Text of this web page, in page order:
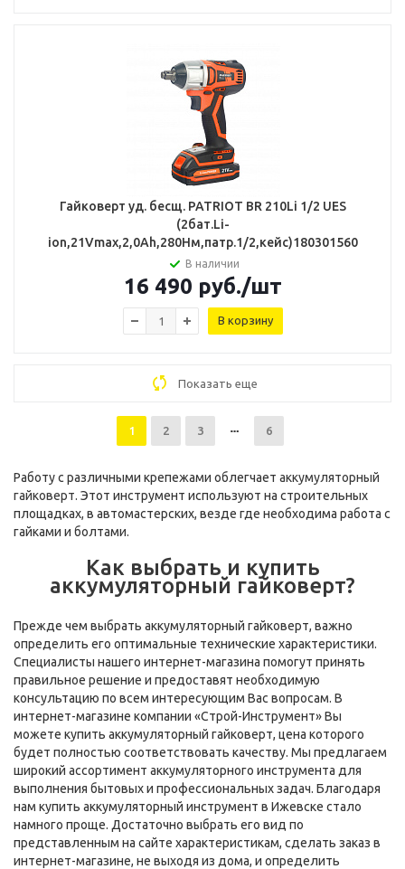
Гайковерт уд. бесщ. PATRIOT BR 210Li 1/2 UES
(2бат.Li-
ion,21Vmax,2,0Ah,280Нм,патр.1/2,кейс)180301560
В наличии
16 490 руб./шт
В корзину
Показать еще
1 2 3 6
Работу с различными крепежами облегчает аккумуляторный
гайковерт. Этот инструмент используют на строительных
площадках, в автомастерских, везде где необходима работа с
гайками и болтами.
Как выбрать и купить
аккумуляторный гайковерт?
Прежде чем выбрать аккумуляторный гайковерт, важно
определить его оптимальные технические характеристики.
Специалисты нашего интернет-магазина помогут принять
правильное решение и предоставят необходимую
консультацию по всем интересующим Вас вопросам. В
интернет-магазине компании «Строй-Инструмент» Вы
можете купить аккумуляторный гайковерт, цена которого
будет полностью соответствовать качеству. Мы предлагаем
широкий ассортимент аккумуляторного инструмента для
выполнения бытовых и профессиональных задач. Благодаря
нам купить аккумуляторный инструмент в Ижевске стало
намного проще. Достаточно выбрать его вид по
представленным на сайте характеристикам, сделать заказ в
интернет-магазине, не выходя из дома, и определить